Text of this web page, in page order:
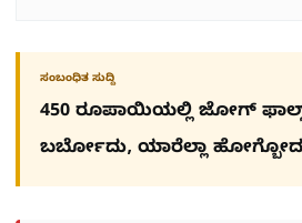
ಸಂಬಂಧಿತ ಸುದ್ದಿ
450 ರೂಪಾಯಿಯಲ್ಲಿ ಜೋಗ್​
ಬರ್ಬೋದು, ಯಾರೆಲ್ಲಾ ಹೋಗ್ಬೋದು